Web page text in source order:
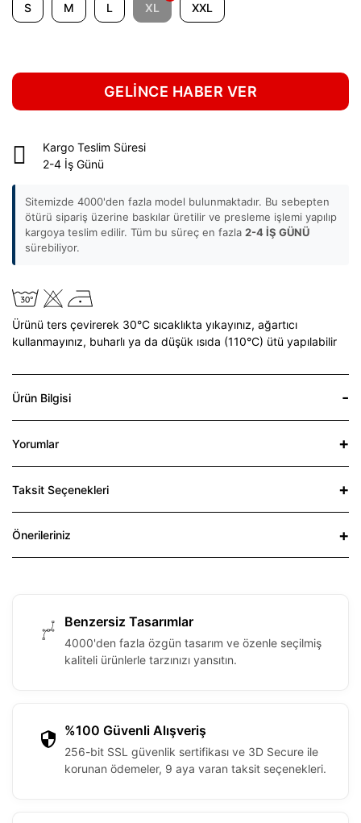
S M L XL XXL
GELİNCE HABER VER
Kargo Teslim Süresi
2-4 İş Günü
Sitemizde 4000'den fazla model bulunmaktadır. Bu sebepten
ötürü sipariş üzerine baskılar üretilir ve presleme işlemi yapılıp
kargoya teslim edilir. Tüm bu süreç en fazla 2-4 İŞ GÜNÜ
sürebiliyor.
Ürünü ters çevirerek 30°C sıcaklıkta yıkayınız, ağartıcı
kullanmayınız, buharlı ya da düşük ısıda (110°C) ütü yapılabilir
Ürün Bilgisi
Yorumlar
Taksit Seçenekleri
Önerileriniz
Benzersiz Tasarımlar
4000'den fazla özgün tasarım ve özenle seçilmiş
kaliteli ürünlerle tarzınızı yansıtın.
%100 Güvenli Alışveriş
256-bit SSL güvenlik sertifikası ve 3D Secure ile
korunan ödemeler, 9 aya varan taksit seçenekleri.